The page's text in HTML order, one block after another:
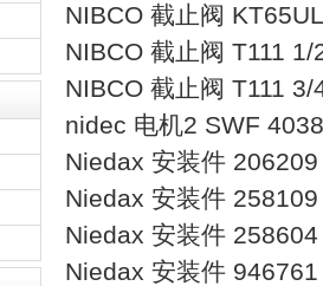
NIBCO 截止阀
NIBCO 截止阀 T111
NIBCO 截止阀 T111
nidec 电机2 SWF
Niedax 安装件
Niedax 安装件
Niedax 安装件
Niedax 安装件